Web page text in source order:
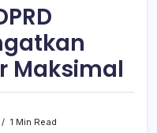
Maksimal
1 Min Read